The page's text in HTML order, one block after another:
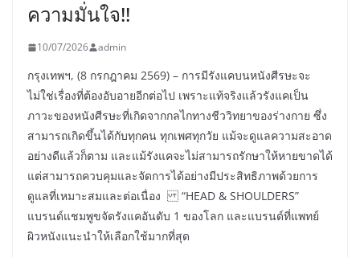
ความมั่นใจ!!
10/07/2026 admin
กรุงเทพฯ, (8 กรกฎาคม 2569) – การมีรังแคบนหนังศีรษะจะ
ไม่ใช่เรื่องที่ต้องอับอายอีกต่อไป เพราะแท้จริงแล้วรังแคเป็น
ภาวะของหนังศีรษะที่เกิดจากกลไกทางชีววิทยาของร่างกาย ซึ่ง
สามารถเกิดขึ้นได้กับทุกคน ทุกเพศทุกวัย แม้จะดูแลความสะอาด
อย่างดีแล้วก็ตาม และแม้รังแคจะไม่สามารถรักษาให้หายขาดได้
แต่สามารถควบคุมและจัดการได้อย่างมีประสิทธิภาพด้วยการ
ดูแลที่เหมาะสมและต่อเนื่อง “HEAD & SHOULDERS”
แบรนด์แชมพูขจัดรังแคอันดับ 1 ของโลก และแบรนด์ที่แพทย์
ผิวหนังแนะนำให้เลือกใช้มากที่สุด